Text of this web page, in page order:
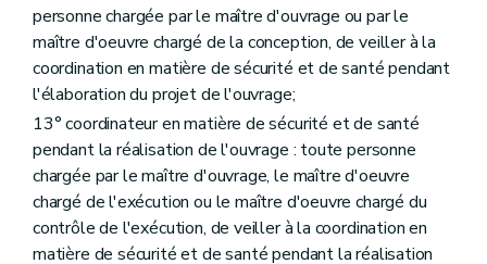
Art. 87
Art. 88
Art. 88bis
Art. 89
Art. 90
Art. 91
Art. 92
Art. 93
Art. 94
Chapitre XIbis (Inséré par L 2003-02-25/35, art. 5; ED : 01-07-2003) Mesures pour prévenir la répétition d'accidents du travail graves.
Section 1re
(Insérée par L 2003-02-25/35, art. 5; ED : 01-07-2003) Définition.
Art. 94bis
personne chargée par le maître d'ouvrage ou par le
maître d'oeuvre chargé de la conception, de veiller à la
coordination en matière de sécurité et de santé pendant
l'élaboration du projet de l'ouvrage;
13° coordinateur en matière de sécurité et de santé
pendant la réalisation de l'ouvrage : toute personne
chargée par le maître d'ouvrage, le maître d'oeuvre
chargé de l'exécution ou le maître d'oeuvre chargé du
contrôle de l'exécution, de veiller à la coordination en
matière de sécurité et de santé pendant la réalisation